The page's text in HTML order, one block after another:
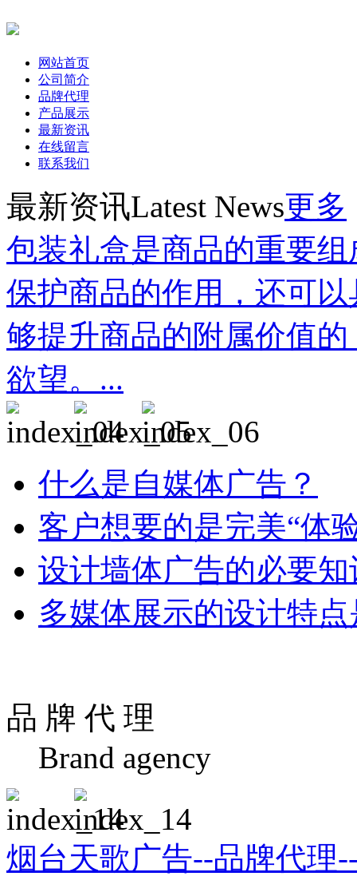
网站首页
公司简介
品牌代理
产品展示
最新资讯
在线留言
联系我们
最新资讯Latest News更多
包装礼盒是商品的重要
保护商品的作用，还可
够提升商品的附属价值
欲望。...
什么是自媒体广告？
客户想要的是完美“体
设计墙体广告的必要知
多媒体展示的设计特
品 牌 代 理
Brand agency
烟台天歌广告--品牌代理